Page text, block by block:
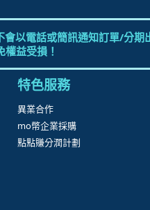
以電話或簡訊通知訂單/分
益受損！
特色服務
異業合作
mo幣企業採購
點點賺分潤計劃